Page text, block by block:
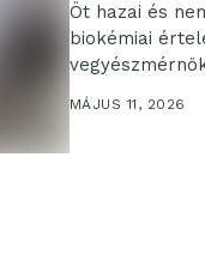
Öt hazai és
biokémiai
MÁJUS 11, 2026